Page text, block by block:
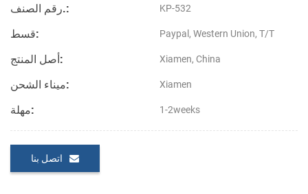
رقم الصنف.: KP-532
قسط: Paypal, Western Union, T/T
أصل المنتج: Xiamen, China
ميناء الشحن: Xiamen
مهلة: 1-2weeks
اتصل بنا